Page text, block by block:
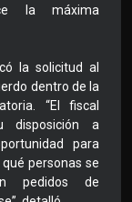
la máxima
la solicitud al
dentro de la
“El fiscal
disposición a
para
personas se
pedidos de